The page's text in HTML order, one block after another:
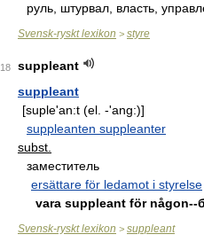
руль, штурвал, власть,
Svensk-ryskt lexikon > styre
18
suppleant
suppleant
[suple'an:t (el. -'ang:)]
suppleanten suppleanter
subst.
заместитель
ersättare för ledamot i styrelse
vara suppleant för någon--
Svensk-ryskt lexikon > suppleant